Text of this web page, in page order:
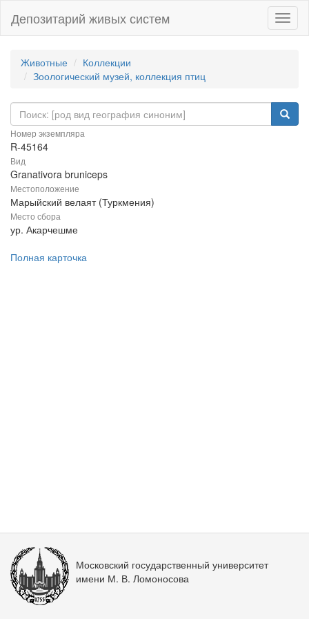
Депозитарий живых систем
Животные
Коллекции
Зоологический музей, коллекция птиц
Номер экземпляра
R-45164
Вид
Granativora bruniceps
Местоположение
Марыйский велаят (Туркмения)
Место сбора
ур. Акарчешме
Полная карточка
Московский государственный университет
имени М. В. Ломоносова